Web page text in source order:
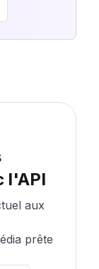
l'API
aux
prête